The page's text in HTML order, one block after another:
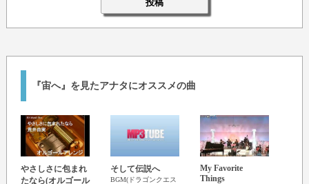
『宙へ』を見たアナタにオススメの曲
やさしさに包まれ
たなら(オルゴール
そして伝説へ
BGM(ドラゴンクエス
My Favorite
Things